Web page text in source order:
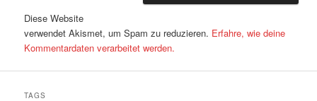
Diese Website
verwendet Akismet, um Spam zu reduzieren. Erfahre, wie deine
Kommentardaten verarbeitet werden.
TAGS